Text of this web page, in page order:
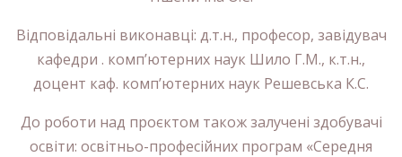
Відповідальні виконавці: д.т.н., професор, завідувач
кафедри . комп’ютерних наук Шило Г.М., к.т.н.,
доцент каф. комп’ютерних наук Решевська К.С.
До роботи над проєктом також залучені здобувачі
освіти: освітньо-професійних програм «Середня